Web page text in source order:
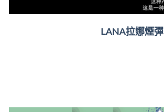
LANA拉娜煙彈